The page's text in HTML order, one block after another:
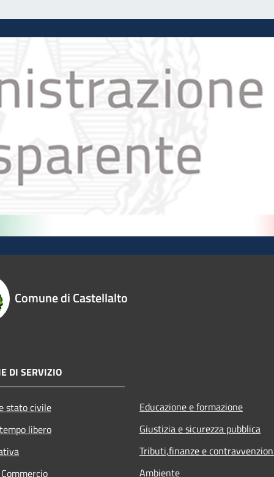
Comune di Castellalto
DI SERVIZIO
stato civile
libero
Educazione e formazione
Giustizia e sicurezza pubblica
Tributi,finanze e
Ambiente